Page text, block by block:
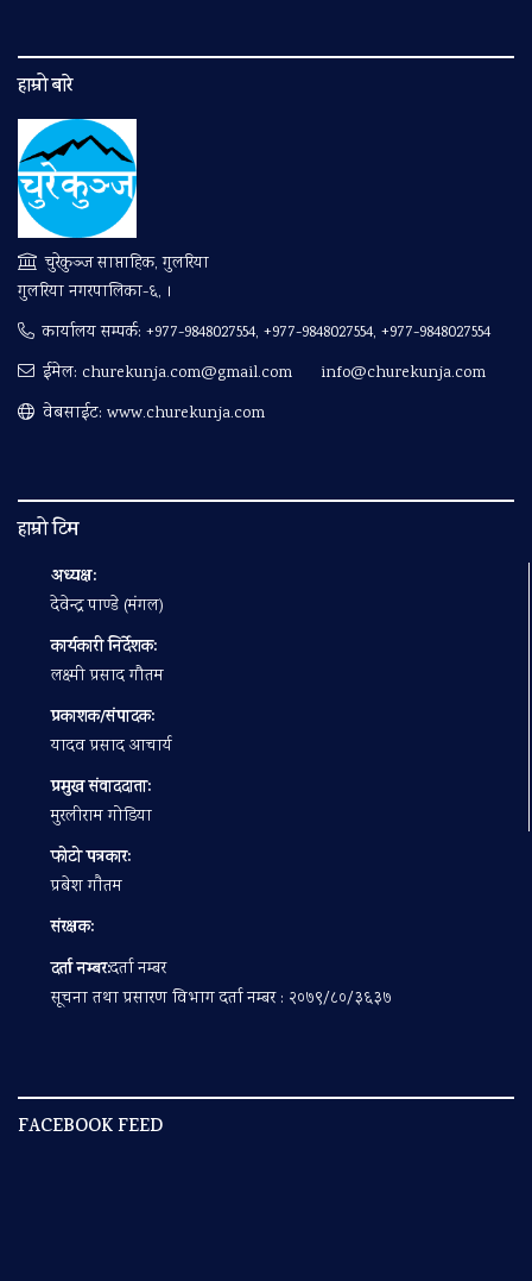
हाम्रो बारे
चुरेकुञ्ज साप्ताहिक, गुलरिया
गुलरिया नगरपालिका-६, ।
कार्यालय सम्पर्क: +977-9848027554, +977-9848027554, +977-9848027554
ईमेल: churekunja.com@gmail.com
info@churekunja.com
वेबसाईट: www.churekunja.com
हाम्रो टिम
अध्यक्ष:
देवेन्द्र पाण्डे (मंगल)
कार्यकारी निर्देशक:
लक्ष्मी प्रसाद गौतम
प्रकाशक/संपादक:
यादव प्रसाद आचार्य
प्रमुख संवाददाता:
मुरलीराम गोडिया
फोटो पत्रकार:
प्रबेश गाैतम
संरक्षक:
दर्ता नम्बर:दर्ता नम्बर
सूचना तथा प्रसारण विभाग दर्ता नम्बर : २०७९/८०/३६३७
FACEBOOK FEED